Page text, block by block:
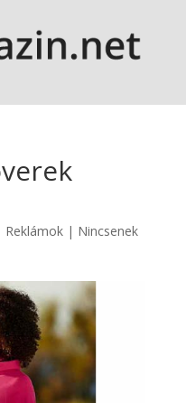
Reklámok| Nincsenek